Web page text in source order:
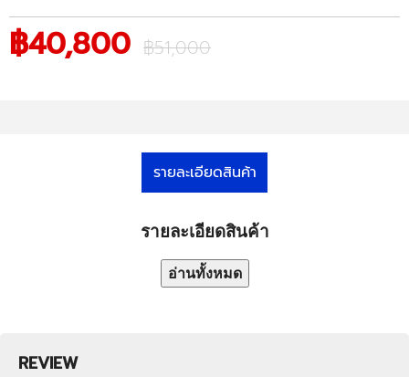
฿40,800 ฿51,000
รายละเอียดสินค้า
รายละเอียดสินค้า
อ่านทั้งหมด
REVIEW